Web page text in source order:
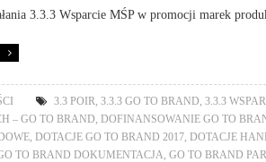
3.3.3 Wsparcie MŚP w promocji marek
3.3 POIR 3.3.3 GO TO BRAND 3.3.3
– GO TO BRAND DOFINANSOWANIE GO TO
DOTACJE GO TO BRAND 2017 DOTACJE
TO BRAND DOKUMENTACJA GO TO BRAND